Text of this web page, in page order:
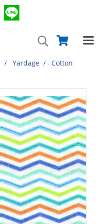
Yardage
Cotton